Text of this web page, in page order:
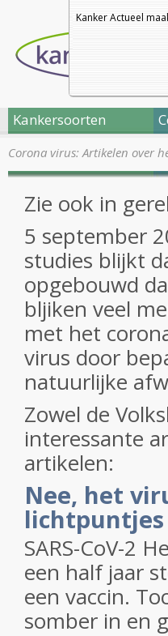
Kanker Actueel
Kankersoorten
Corona virus: Artikelen over
Zie ook in
5 september
studies blijkt
opgebouwd
bljiken veel
met het
virus door
natuurlijke
Zowel de
interessante
artikelen:
Nee, het
lichtpuntjes
SARS-CoV-2
een half jaar
een vaccin.
somber in en